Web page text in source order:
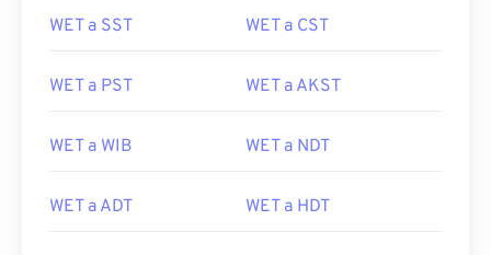
WET a SST WET a CST
WET a PST WET a AKST
WET a WIB WET a NDT
WET a ADT WET a HDT